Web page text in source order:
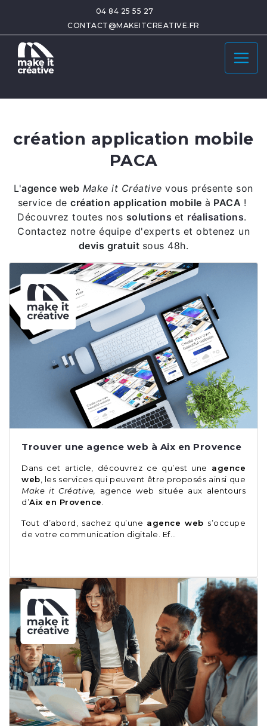
04 84 25 55 27
CONTACT@MAKEITCREATIVE.FR
création application mobile
PACA
L'agence web Make it Créativevous présente son
service de création application mobile à PACA !
Découvrez toutes nos solutions et réalisations.
Contactez notre équipe d'experts et obtenez un
devis gratuit sous 48h.
Trouver une agence web à Aix en Provence
Dans cet article, découvrez ce qu’est une agence
web , les services qui peuvent être proposés ainsi que
Make it Créative,
agence web située aux alentours
d’Aix en Provence
Tout d’abord, sachez qu’une agence web s’occupe
de votre communication digitale. Ef…